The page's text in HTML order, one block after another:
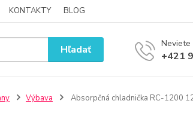
KONTAKTY BLOG
Hľadať Neviete
+421
Výbava Absorpčná chladnička RC-1200